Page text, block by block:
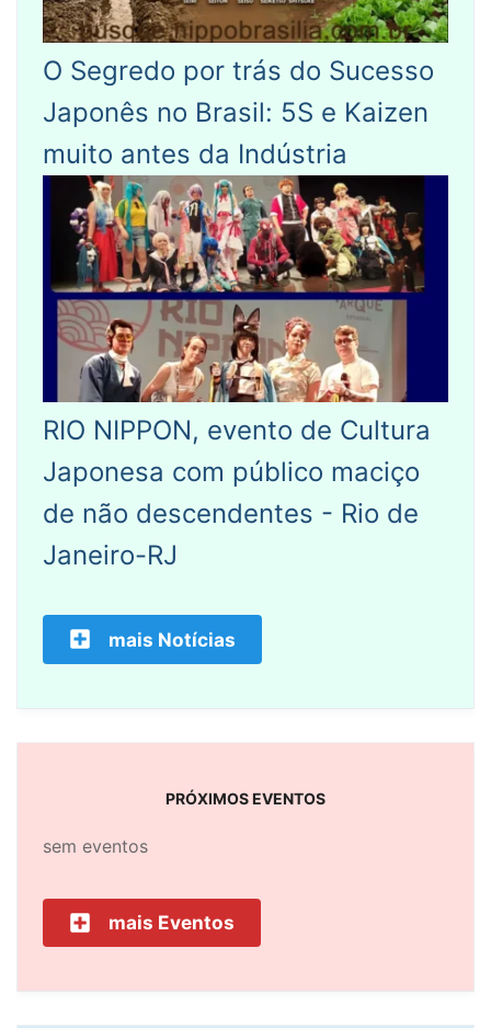
O Segredo por trás do Sucesso
Japonês no Brasil: 5S e Kaizen
muito antes da Indústria
RIO NIPPON, evento de Cultura
Japonesa com público maciço
de não descendentes - Rio de
Janeiro-RJ
mais Notícias
PRÓXIMOS EVENTOS
sem eventos
mais Eventos